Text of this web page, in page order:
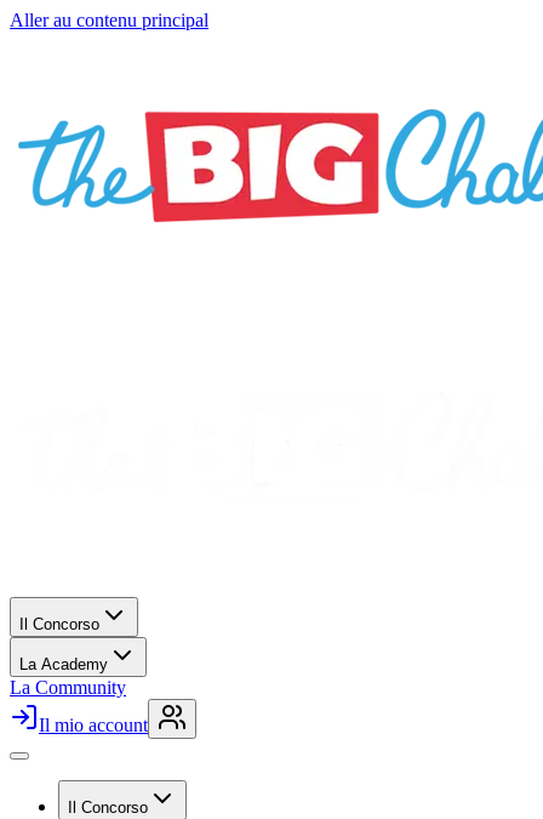
Aller au contenu principal
Il Concorso
La Academy
La Community
Il mio account
Il Concorso